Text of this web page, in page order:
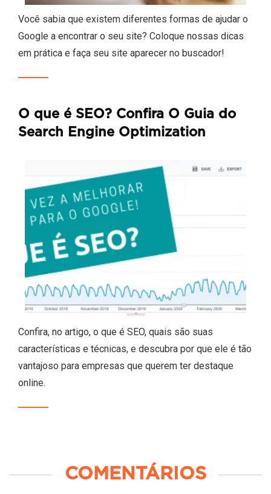
Você sabia que existem diferentes formas de ajudar o
Google a encontrar o seu site? Coloque nossas dicas
em prática e faça seu site aparecer no buscador!
O que é SEO? Confira O Guia do
Search Engine Optimization
Confira, no artigo, o que é SEO, quais são suas
características e técnicas, e descubra por que ele é tão
vantajoso para empresas que querem ter destaque
online.
COMENTÁRIOS